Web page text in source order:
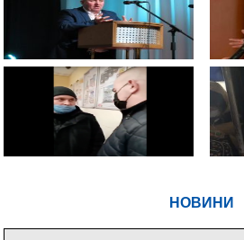
НОВИНИ